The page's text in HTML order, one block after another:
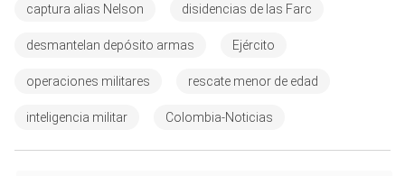
captura alias Nelson disidencias de las Farc
desmantelan depósito armas Ejército
operaciones militares rescate menor de edad
inteligencia militar Colombia-Noticias